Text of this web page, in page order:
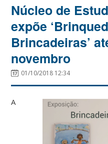
Núcleo de
expõe
Brincadeiras’
novembro
01/10/2018 12:34
A